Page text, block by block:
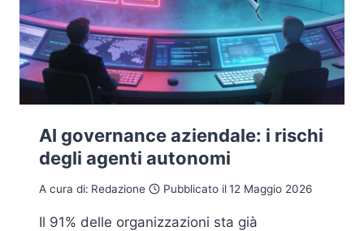
AI governance aziendale: i rischi
degli agenti autonomi
A cura di: Redazione Pubblicato il12 Maggio 2026
Il 91% delle organizzazioni sta già